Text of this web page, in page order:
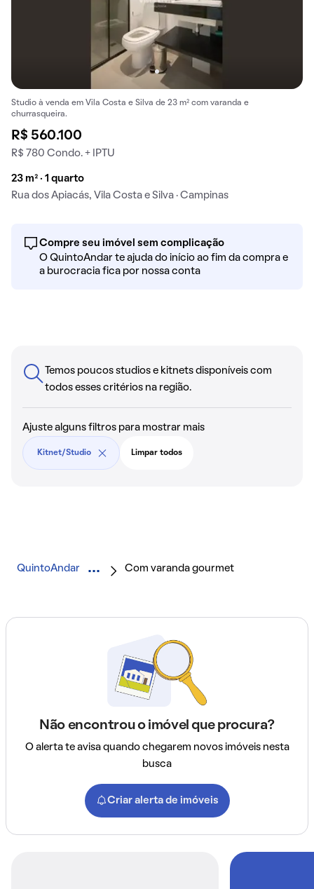
Studio à venda em Vila Costa e Silva de 23 m² com varanda e
churrasqueira.
R$ 560.100
R$ 780 Condo. + IPTU
23 m² · 1 quarto
Rua dos Apiacás, Vila Costa e Silva · Campinas
Compre seu imóvel sem complicação
O QuintoAndar te ajuda do início ao fim da compra e
a burocracia fica por nossa conta
Temos poucos studios e kitnets disponíveis com
todos esses critérios na região.
Ajuste alguns filtros para mostrar mais
Kitnet/Studio Limpar todos
QuintoAndar Com varanda gourmet
Não encontrou o imóvel que procura?
O alerta te avisa quando chegarem novos imóveis nesta
busca
Criar alerta de imóveis